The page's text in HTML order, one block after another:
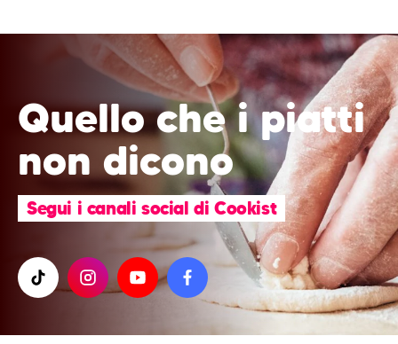
Quello che i piatti
non dicono
Segui i canali social di Cookist